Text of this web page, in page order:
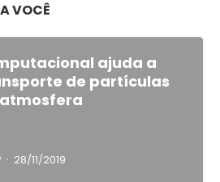
VOCÊ
ajuda a
de partículas
· 28/11/2019